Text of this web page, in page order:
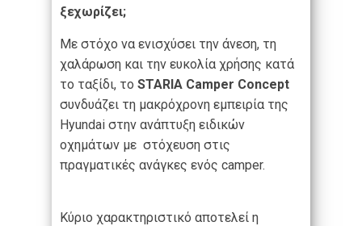
ξεχωρίζει;
Με στόχο να ενισχύσει την άνεση, τη
χαλάρωση και την ευκολία χρήσης κατά
το ταξίδι, το STARIA Camper Concept
συνδυάζει τη μακρόχρονη εμπειρία της
Hyundai στην ανάπτυξη ειδικών
οχημάτων με στόχευση στις
πραγματικές ανάγκες ενός camper.
Κύριο χαρακτηριστικό αποτελεί η